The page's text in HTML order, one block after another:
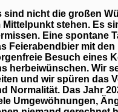
sind nicht die großen
Mittelpunkt stehen. Es
Eine spontane
Feierabendbier mit
Besuch eines
herbeiwünschen. Wir
und wir spüren das
Normalität. Das Jahr
Umgewöhnungen,